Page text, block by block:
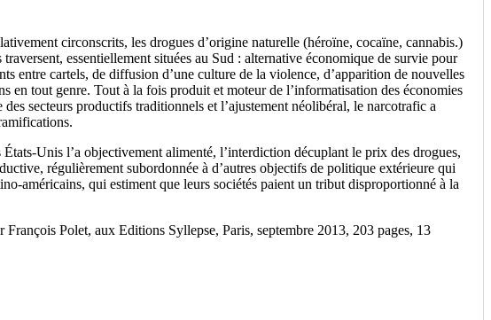
circonscrits, les drogues d’origine naturelle (héroïne, cocaïne, cannabis.)
essentiellement situées au Sud : alternative économique de survie pour
entre cartels, de diffusion d’une culture de la violence, d’apparition de nouvelles
en tout genre. Tout à la fois produit et moteur de l’informatisation des économies
secteurs productifs traditionnels et l’ajustement néolibéral, le narcotrafic a
Unis l’a objectivement alimenté, l’interdiction décuplant le prix des drogues,
régulièrement subordonnée à d’autres objectifs de politique extérieure qui
américains, qui estiment que leurs sociétés paient un tribut disproportionné à la
Polet, aux Editions Syllepse, Paris, septembre 2013, 203 pages, 13